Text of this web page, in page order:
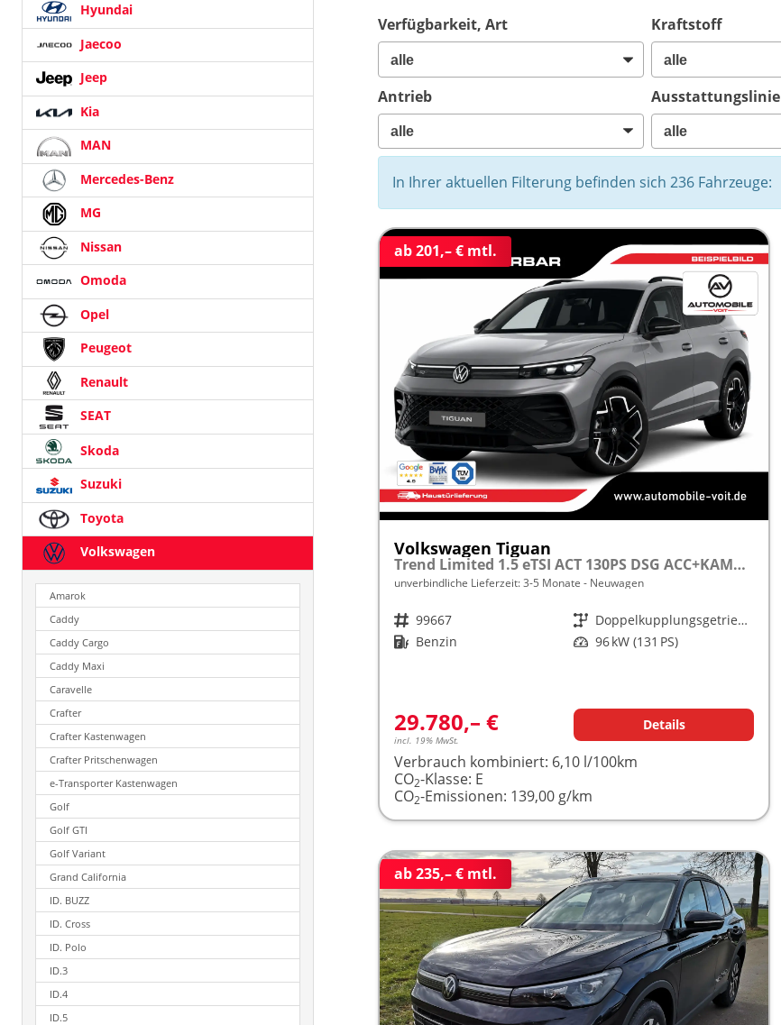
Verfügbarkeit, Art Kraftstoff
Antrieb Ausstattungslinie
In Ihrer aktuellen Filterung befinden sich236 Fahrzeuge:
ab 201,– € mtl.
Volkswagen Tiguan
Trend Limited 1.5 eTSI ACT 130PS DSG ACC+KAMERA+APP+KLIMA+LED+17" LM frei konfigurierbar!
unverbindliche Lieferzeit: 3-5 Monate Neuwagen
Fahrzeugnr. 99667 Getriebe
Doppelkupplungsgetriebe (DSG)
Kraftstoff Benzin Leistung 96 kW (131 PS)
29.780,– €
incl. 19% MwSt.
Details
Verbrauch kombiniert: 6,10 l/100km
CO2-Klasse: E
CO2-Emissionen: 139,00 g/km
ab 235,– € mtl.
Hyundai
Jaecoo
Jeep
Kia
MAN
Mercedes-Benz
MG
Nissan
Omoda
Opel
Peugeot
Renault
SEAT
Skoda
Suzuki
Toyota
Volkswagen
Amarok
Caddy
Caddy Cargo
Caddy Maxi
Caravelle
Crafter
Crafter Kastenwagen
Crafter Pritschenwagen
e-Transporter Kastenwagen
Golf
Golf GTI
Golf Variant
Grand California
ID. BUZZ
ID. Cross
ID. Polo
ID.3
ID.4
ID.5